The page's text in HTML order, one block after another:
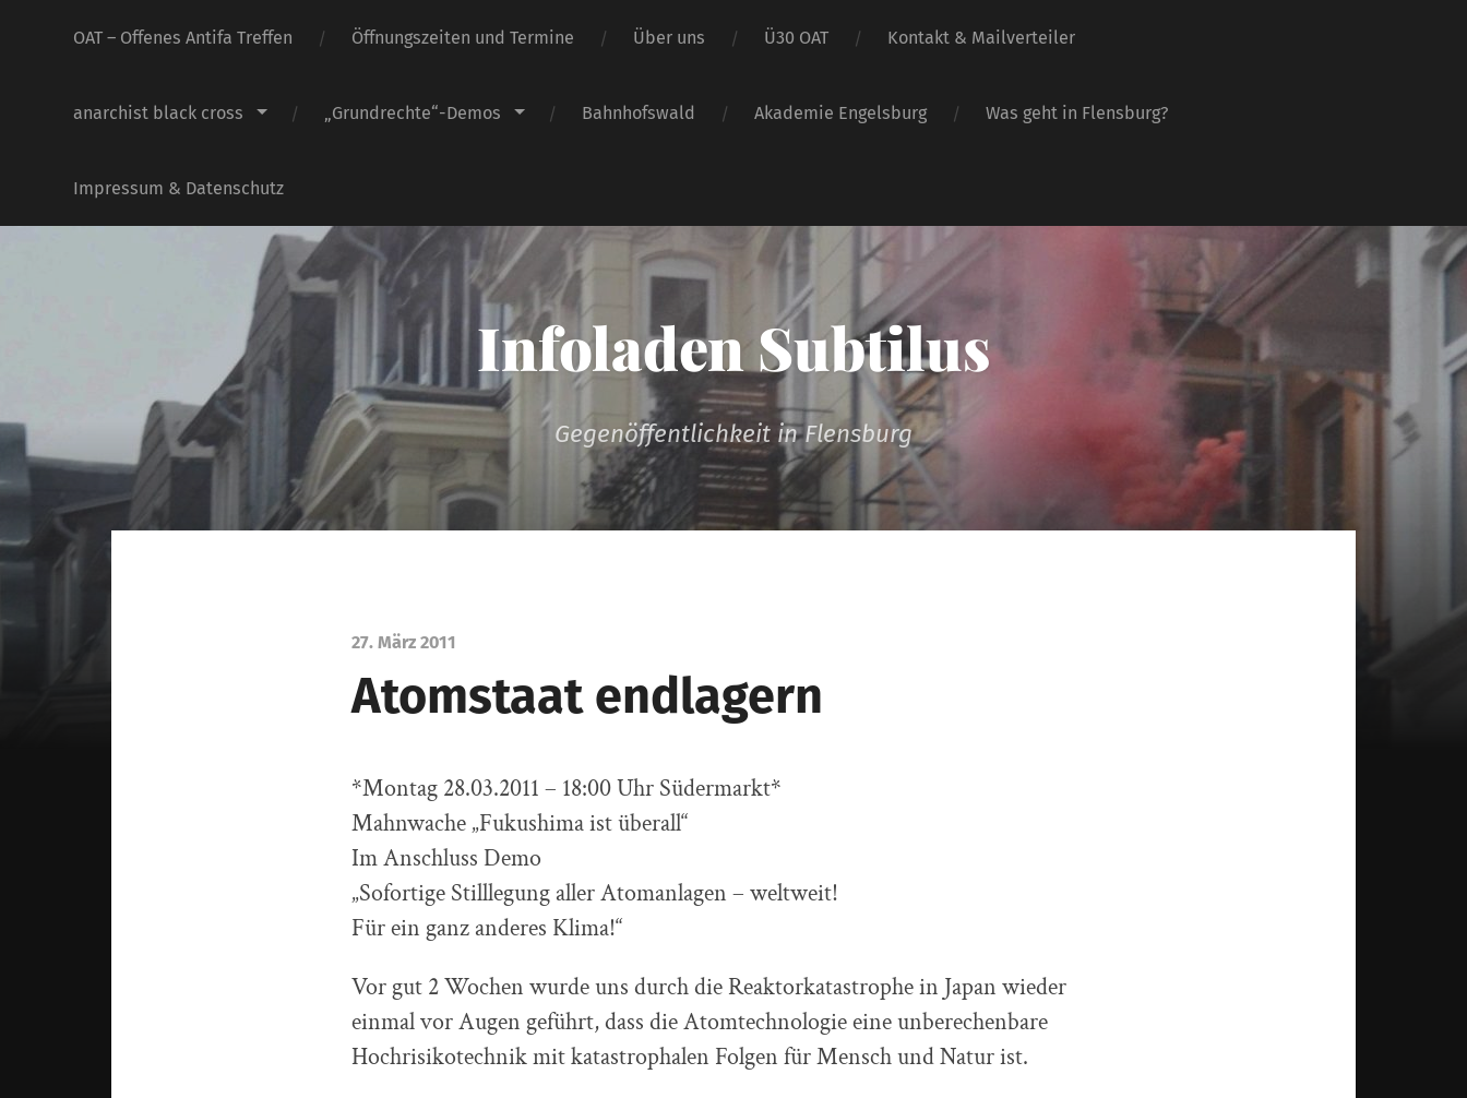
OAT – Offenes Antifa Treffen Öffnungszeiten und Termine Über uns Ü30 OAT Kontakt & Mailverteiler
anarchist black cross „Grundrechte“-Demos Bahnhofswald Akademie Engelsburg Was geht in Flensburg?
Impressum & Datenschutz
Infoladen Subtilus
Gegenöffentlichkeit in Flensburg
27. März 2011
Atomstaat endlagern
*Montag 28.03.2011 – 18:00 Uhr Südermarkt*
Mahnwache „Fukushima ist überall“
Im Anschluss Demo
„Sofortige Stilllegung aller Atomanlagen – weltweit!
Für ein ganz anderes Klima!“
Vor gut 2 Wochen wurde uns durch die Reaktorkatastrophe in Japan wieder
einmal vor Augen geführt, dass die Atomtechnologie eine unberechenbare
Hochrisikotechnik mit katastrophalen Folgen für Mensch und Natur ist.